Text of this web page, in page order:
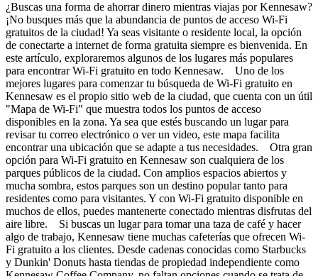
¿Buscas una forma de ahorrar dinero mientras viajas por Kennesaw?
¡No busques más que la abundancia de puntos de acceso Wi-Fi
gratuitos de la ciudad! Ya seas visitante o residente local, la opción
de conectarte a internet de forma gratuita siempre es bienvenida. En
este artículo, exploraremos algunos de los lugares más populares
para encontrar Wi-Fi gratuito en todo Kennesaw. Uno de los
mejores lugares para comenzar tu búsqueda de Wi-Fi gratuito en
Kennesaw es el propio sitio web de la ciudad, que cuenta con un útil
"Mapa de Wi-Fi" que muestra todos los puntos de acceso
disponibles en la zona. Ya sea que estés buscando un lugar para
revisar tu correo electrónico o ver un video, este mapa facilita
encontrar una ubicación que se adapte a tus necesidades. Otra gran
opción para Wi-Fi gratuito en Kennesaw son cualquiera de los
parques públicos de la ciudad. Con amplios espacios abiertos y
mucha sombra, estos parques son un destino popular tanto para
residentes como para visitantes. Y con Wi-Fi gratuito disponible en
muchos de ellos, puedes mantenerte conectado mientras disfrutas del
aire libre. Si buscas un lugar para tomar una taza de café y hacer
algo de trabajo, Kennesaw tiene muchas cafeterías que ofrecen Wi-
Fi gratuito a los clientes. Desde cadenas conocidas como Starbucks
y Dunkin' Donuts hasta tiendas de propiedad independiente como